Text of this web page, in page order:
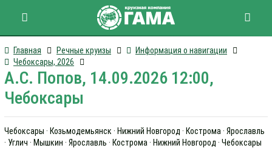
Главная Речные круизы
Информация о навигации
Чебоксары, 2026
А.С. Попов, 14.09.2026 12:00,
Чебоксары
Чебоксары · Козьмодемьянск · Нижний Новгород · Кострома · Ярославль
· Углич · Мышкин · Ярославль · Кострома · Нижний Новгород · Чебоксары